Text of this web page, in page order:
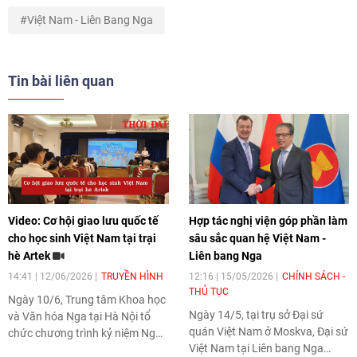
Việt Nam - Liên Bang Nga
Tin bài liên quan
Video: Cơ hội giao lưu quốc tế
cho học sinh Việt Nam tại trại
hè Artek
14:41 | 12/06/2026 TRUYỀN HÌNH
Ngày 10/6, Trung tâm Khoa học
và Văn hóa Nga tại Hà Nội tổ
chức chương trình kỷ niệm Ngày
Hợp tác nghị viện góp phần làm
sâu sắc quan hệ Việt Nam -
Liên bang Nga
12:16 | 15/05/2026
CHÍNH SÁCH -
THỦ TỤC
Ngày 14/5, tại trụ sở Đại sứ
quán Việt Nam ở Moskva, Đại sứ
Việt Nam tại Liên bang Nga